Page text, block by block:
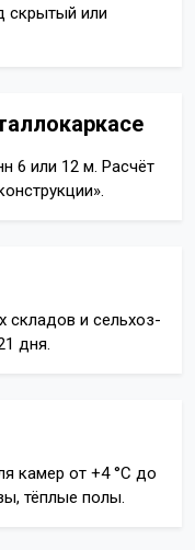
скрытый или
6 или 12 м. Расчёт
и сельхоз-
дня.
камер от +4 °C до
тёплые полы.